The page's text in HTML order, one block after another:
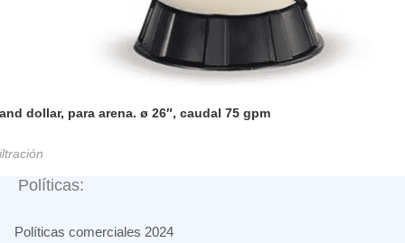
dollar, para arena. ø 26″, caudal 75 gpm
Políticas:
Políticas comerciales 2024